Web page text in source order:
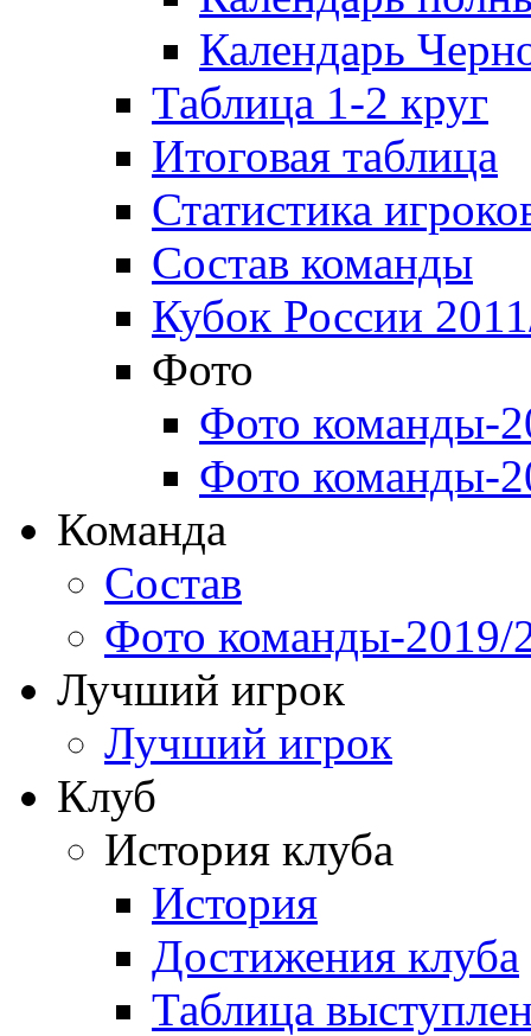
Календарь
Таблица 1-2 круг
Итоговая таблица
Статистика
Состав команды
Кубок России
Фото
Фото команды-
Фото команды-
Команда
Состав
Фото команды-2019/
Лучший игрок
Лучший игрок
Клуб
История клуба
История
Достижения клуба
Таблица